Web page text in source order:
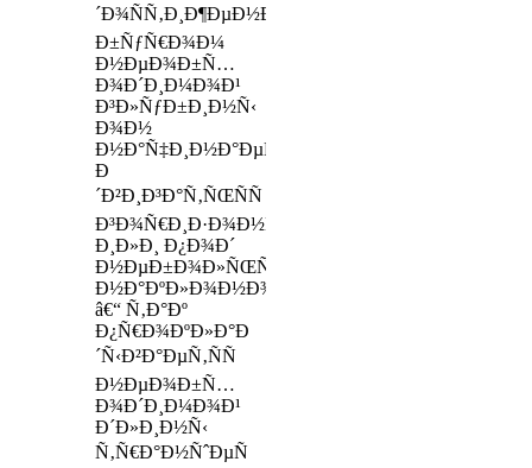
´Ð¾ÑÑ‚Ð¸Ð¶ÐµÐ½Ð¸Ð¸
Ð±ÑƒÑ€Ð¾Ð¼
Ð½ÐµÐ¾Ð±Ñ…
Ð¾Ð´Ð¸Ð¼Ð¾Ð¹
Ð³Ð»ÑƒÐ±Ð¸Ð½Ñ‹
Ð¾Ð½
Ð½Ð°Ñ‡Ð¸Ð½Ð°ÐµÑ‚
Ð
´Ð²Ð¸Ð³Ð°Ñ‚ÑŒÑÑ
Ð³Ð¾Ñ€Ð¸Ð·Ð¾Ð½Ñ‚Ð°Ð»ÑŒÐ½Ð¾
Ð¸Ð»Ð¸ Ð¿Ð¾Ð´
Ð½ÐµÐ±Ð¾Ð»ÑŒÑˆÐ¸Ð¼
Ð½Ð°ÐºÐ»Ð¾Ð½Ð¾Ð¼
â€“ Ñ‚Ð°Ðº
Ð¿Ñ€Ð¾ÐºÐ»Ð°Ð
´Ñ‹Ð²Ð°ÐµÑ‚ÑÑ
Ð½ÐµÐ¾Ð±Ñ…
Ð¾Ð´Ð¸Ð¼Ð¾Ð¹
Ð´Ð»Ð¸Ð½Ñ‹
Ñ‚Ñ€Ð°Ð½ÑˆÐµÑ